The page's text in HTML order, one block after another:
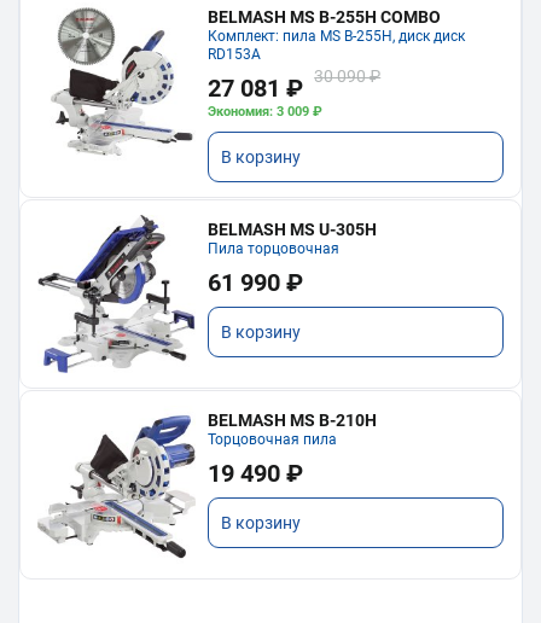
BELMASH MS B-255H COMBO
Комплект: пила MS B-255H, диск диск
RD153A
27 081 ₽ 30 090 ₽
Экономия: 3 009 ₽
В корзину
BELMASH MS U-305H
Пила торцовочная
61 990 ₽
В корзину
BELMASH MS B-210H
Торцовочная пила
19 490 ₽
В корзину